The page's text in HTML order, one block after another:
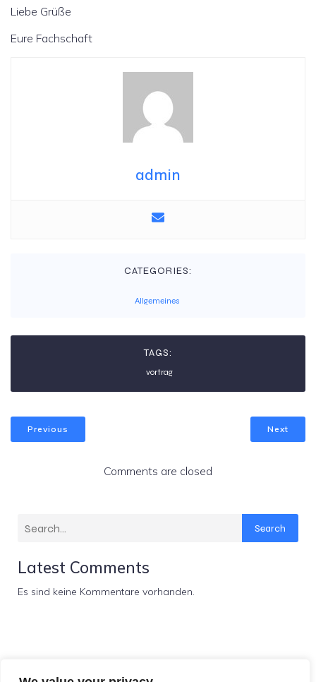
Liebe Grüße
Eure Fachschaft
admin
CATEGORIES:
Allgemeines
TAGS:
vortrag
Previous Next
Comments are closed
Search
Latest Comments
Es sind keine Kommentare vorhanden.